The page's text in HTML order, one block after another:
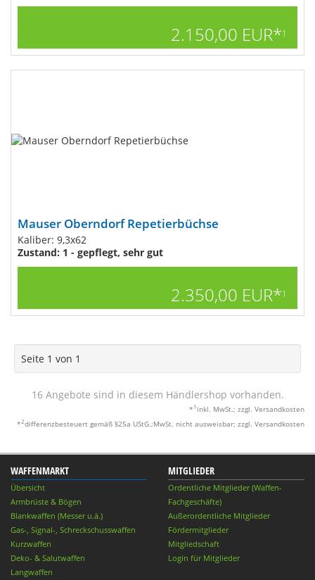
2.150,00 EUR*1
Mauser Oberndorf Repetierbüchse
Kaliber: 9,3x62
Zustand: 1 - gepflegt, sehr gut
2.350,00 EUR*1
Seite 1 von 1
16 Angebote sind in diesem Händlershop vorhanden.
* 1 inkl. MwSt.; zzgl. Versandkosten
*2differenzbesteuert gemäß §25a UStG.;MwSt. nicht ausweisbar; zzgl. Versandkosten
WAFFENMARKT
Übersicht
Armbrüste & Bögen
Blankwaffen (Messer u.ä.)
Gas-, Signal-, Schreckschusswaffen
Kurzwaffen
Deko- & Salutwaffen
Langwaffen
MITGLIEDER
Ordentliche Mitglieder (Waffen-
Fachgeschäfte)
Außerordentliche Mitglieder
Fördermitglieder
Mitgliedschaft
Login für Mitglieder